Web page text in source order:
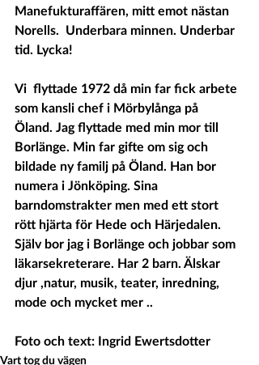
Manefukturaffären, mitt emot nästan
Norells.  Underbara minnen. Underbar
tid. Lycka!
Vi  flyttade 1972 då min far fick arbete
som kansli chef i Mörbylånga på
Öland. Jag flyttade med min mor till
Borlänge. Min far gifte om sig och
bildade ny familj på Öland. Han bor
numera i Jönköping. Sina
barndomstrakter men med ett stort
rött hjärta för Hede och Härjedalen.
Själv bor jag i Borlänge och jobbar som
läkarsekreterare. Har 2 barn. Älskar
djur ,natur, musik, teater, inredning,
mode och mycket mer ..
Foto och text: Ingrid Ewertsdotter
Vart tog du vägen